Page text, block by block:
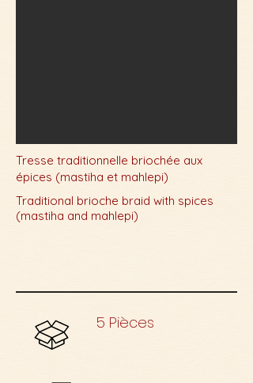
Tresse traditionnelle briochée aux
épices (mastiha et mahlepi)
Traditional brioche braid with spices
(mastiha and mahlepi)
5 Pièces